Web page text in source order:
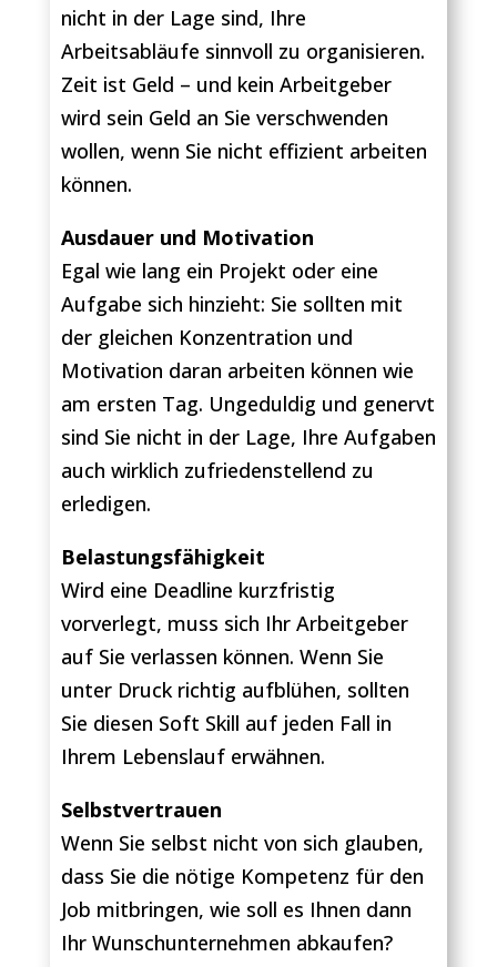
nicht in der Lage sind, Ihre
Arbeitsabläufe sinnvoll zu organisieren.
Zeit ist Geld – und kein Arbeitgeber
wird sein Geld an Sie verschwenden
wollen, wenn Sie nicht effizient arbeiten
können.
Ausdauer und Motivation
Egal wie lang ein Projekt oder eine
Aufgabe sich hinzieht: Sie sollten mit
der gleichen Konzentration und
Motivation daran arbeiten können wie
am ersten Tag. Ungeduldig und genervt
sind Sie nicht in der Lage, Ihre Aufgaben
auch wirklich zufriedenstellend zu
erledigen.
Belastungsfähigkeit
Wird eine Deadline kurzfristig
vorverlegt, muss sich Ihr Arbeitgeber
auf Sie verlassen können. Wenn Sie
unter Druck richtig aufblühen, sollten
Sie diesen Soft Skill auf jeden Fall in
Ihrem Lebenslauf erwähnen.
Selbstvertrauen
Wenn Sie selbst nicht von sich glauben,
dass Sie die nötige Kompetenz für den
Job mitbringen, wie soll es Ihnen dann
Ihr Wunschunternehmen abkaufen?